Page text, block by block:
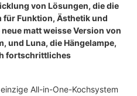
von Lösungen, die die
für Funktion, Ästhetik und
matt weisse Version von
und Luna, die Hängelampe,
fortschrittliches
All-in-One-Kochsystem